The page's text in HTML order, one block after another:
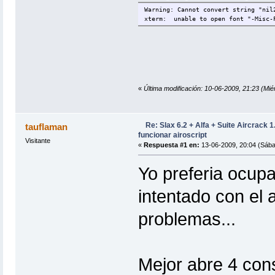
Warning: Cannot convert string
xterm: unable to open font "-Misc-
« Última modificación: 10-06-2009, 21:23
tauflaman
Visitante
Re: Slax 6.2 + Alfa + Suite Aircrack
funcionar airoscript
« Respuesta #1 en: 13-06-2009, 20:04
Yo preferia
intentado con el
problemas...
Mejor abre 4